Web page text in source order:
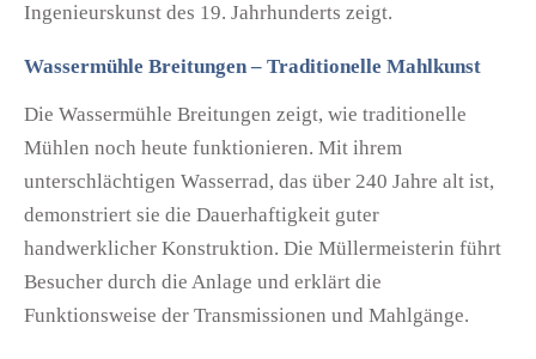
Ingenieurskunst des 19. Jahrhunderts zeigt.
Wassermühle Breitungen – Traditionelle Mahlkunst
Die Wassermühle Breitungen zeigt, wie traditionelle
Mühlen noch heute funktionieren. Mit ihrem
unterschlächtigen Wasserrad, das über 240 Jahre alt ist,
demonstriert sie die Dauerhaftigkeit guter
handwerklicher Konstruktion. Die Müllermeisterin führt
Besucher durch die Anlage und erklärt die
Funktionsweise der Transmissionen und Mahlgänge.